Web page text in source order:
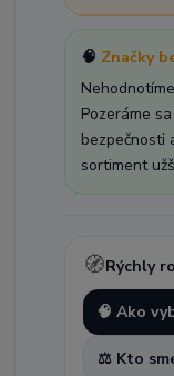
🧠 Značky
Pozeráme
bezpečnosti
sortiment
🧭Rýchly
🧠 Ako
⚖️ Kto